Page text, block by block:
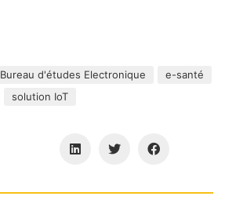
Bureau d'études Electronique
e-santé
solution IoT